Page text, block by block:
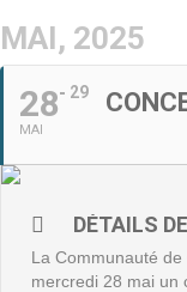
Accueil
Enfance
Sports Loisirs et
MAI, 2025
28
MAI
29
DÉTAILS
La Communauté de
mercredi 28 mai un